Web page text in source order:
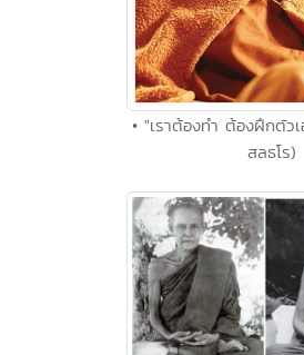
• "เราต้องทำ ต้องฝึกตัว
สลธโร)